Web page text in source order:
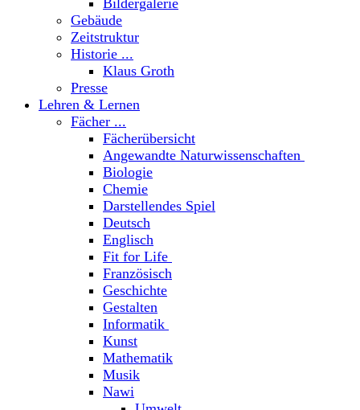
Gebäude
Zeitstruktur
Historie ...
Klaus Groth
Presse
Lehren & Lernen
Fächer ...
Fächerübersicht
Angewandte Naturwissenschaften
Biologie
Chemie
Darstellendes Spiel
Deutsch
Englisch
Fit for Life
Französisch
Geschichte
Gestalten
Informatik
Kunst
Mathematik
Musik
Nawi